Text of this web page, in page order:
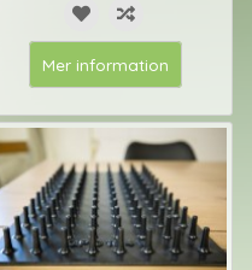
Mer information